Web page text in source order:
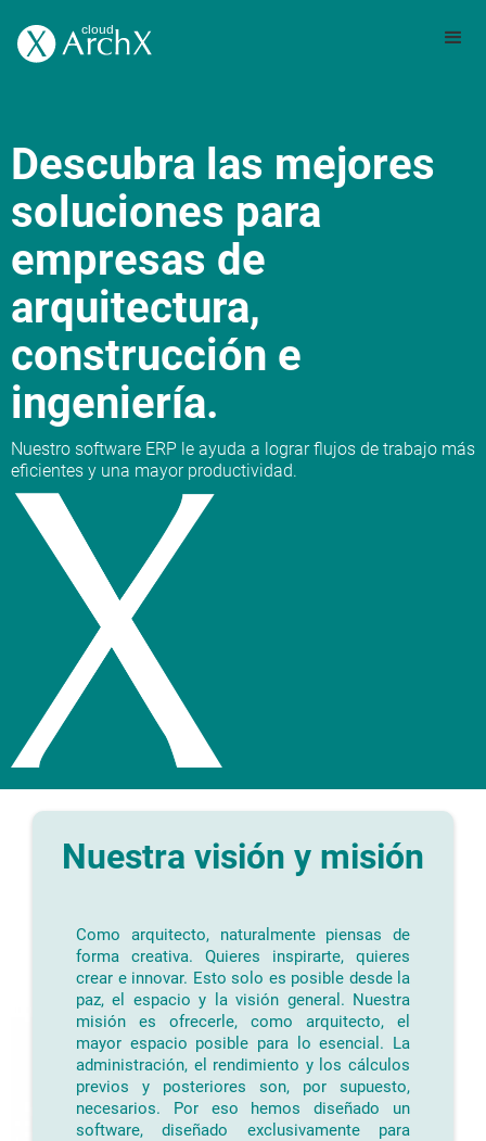
Descubra las mejores
soluciones para
empresas de
arquitectura,
construcción e
ingeniería.
Nuestro software ERP le ayuda a lograr flujos de trabajo más
eficientes y una mayor productividad.
Nuestra visión y misión
Como arquitecto, naturalmente piensas de
forma creativa. Quieres inspirarte, quieres
crear e innovar. Esto solo es posible desde la
paz, el espacio y la visión general. Nuestra
misión es ofrecerle, como arquitecto, el
mayor espacio posible para lo esencial. La
administración, el rendimiento y los cálculos
previos y posteriores son, por supuesto,
necesarios. Por eso hemos diseñado un
software, diseñado exclusivamente para